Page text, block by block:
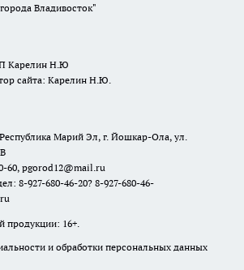
Владивосток"
Карелин Н.Ю
сайта: Карелин Н.Ю.
Марий Эл, г. Йошкар-Ола, ул.
60, pgorod12@mail.ru
8-927-680-46-20? 8-927-680-46-
продукции: 16+.
и обработки персональных данных